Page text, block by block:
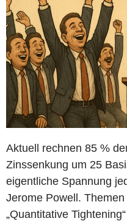
Aktuell rechnen 85 %
Zinssenkung um 25
eigentliche Spannung
Jerome Powell.
„Quantitative